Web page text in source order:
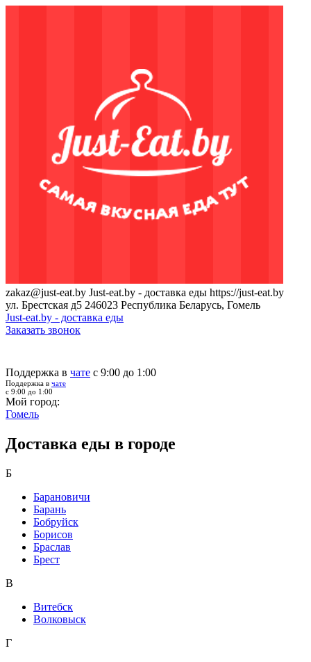
zakaz@just-eat.by Just-eat.by - доставка еды https://just-eat.by
ул. Брестская д5 246023 Республика Беларусь, Гомель
Just-eat.by - доставка еды
Заказать звонок
Поддержка в чате с 9:00 до 1:00
Поддержка в чате
с 9:00 до 1:00
Мой город:
Гомель
Доставка еды в городе
Б
Барановичи
Барань
Бобруйск
Борисов
Браслав
Брест
В
Витебск
Волковыск
Г